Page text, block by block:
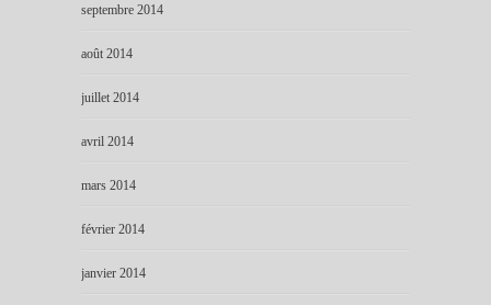
septembre 2014
août 2014
juillet 2014
avril 2014
mars 2014
février 2014
janvier 2014